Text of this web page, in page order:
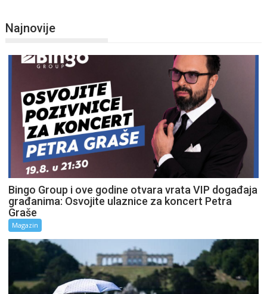
Najnovije
Bingo Group i ove godine otvara vrata VIP događaja
građanima: Osvojite ulaznice za koncert Petra
Graše
Magazin